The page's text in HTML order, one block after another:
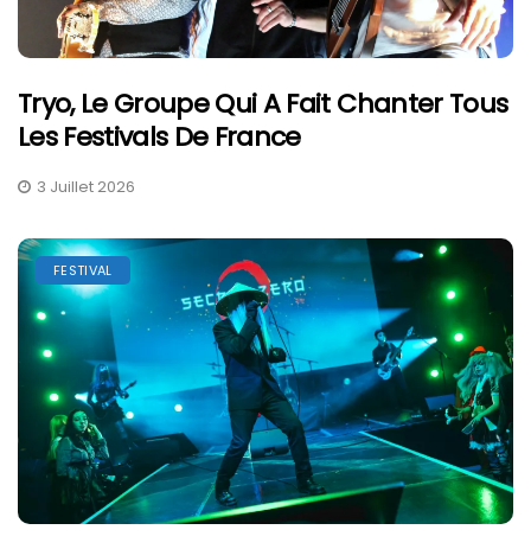
Tryo, Le Groupe Qui A Fait Chanter Tous
Les Festivals De France
3 Juillet 2026
FESTIVAL